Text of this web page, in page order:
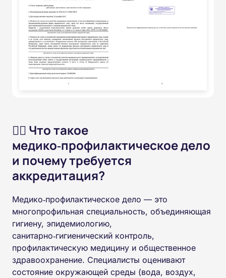
🧑‍⚕️ Что такое
медико‑профилактическое дело
и почему требуется
аккредитация?
Медико‑профилактическое дело — это
многопрофильная специальность, объединяющая
гигиену, эпидемиологию,
санитарно‑гигиенический контроль,
профилактическую медицину и общественное
здравоохранение. Специалисты оценивают
состояние окружающей среды (вода, воздух,